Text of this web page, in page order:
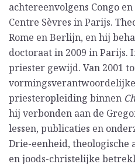
achtereenvolgens Congo
Centre Sèvres in Parijs.
Rome en Berlijn, en hij
doctoraat in 2009 in Parijs.
priester gewijd. Van 2001
priesteropleiding binnen
hij verbonden aan de
lessen, publicaties en
Drie-eenheid, theologische
en joods-christelijke